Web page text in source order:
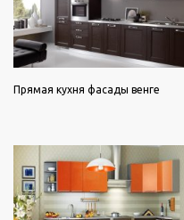
Прямая кухня фасады венге